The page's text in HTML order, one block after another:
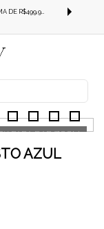
FRETE FIXO SUL E SUDESTE EM COMPRAS ACIMA DE R$499,99!
AZUL